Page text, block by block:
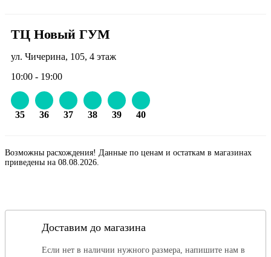
ТЦ Новый ГУМ
ул. Чичерина, 105, 4 этаж
10:00 - 19:00
35 36 37 38 39 40
Возможны расхождения! Данные по ценам и остаткам в магазинах
приведены на 08.08.2026.
Доставим до магазина
Если нет в наличии нужного размера, напишите нам в